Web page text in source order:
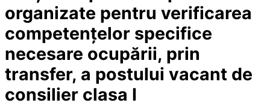
organizate pentru verificarea
competențelor specifice
necesare ocupării, prin
transfer, a postului vacant de
consilier clasa I